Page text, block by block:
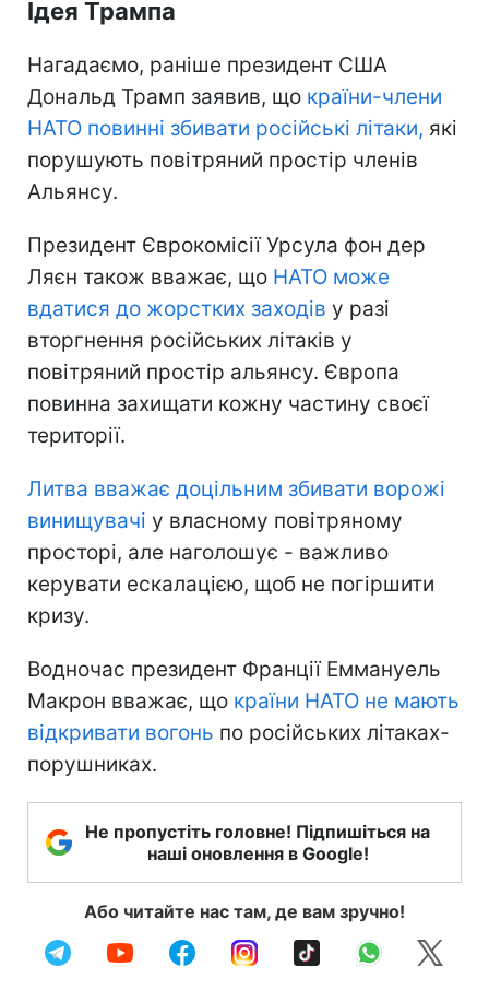
Ідея Трампа
Нагадаємо, раніше президент США
Дональд Трамп заявив, що країни-члени
НАТО повинні збивати російські літаки, які
порушують повітряний простір членів
Альянсу.
Президент Єврокомісії Урсула фон дер
Ляєн також вважає, що НАТО може
вдатися до жорстких заходів у разі
вторгнення російських літаків у
повітряний простір альянсу. Європа
повинна захищати кожну частину своєї
території.
Литва вважає доцільним збивати ворожі
винищувачі у власному повітряному
просторі, але наголошує - важливо
керувати ескалацією, щоб не погіршити
кризу.
Водночас президент Франції Еммануель
Макрон вважає, що країни НАТО не мають
відкривати вогонь по російських літаках-
порушниках.
Не пропустіть головне! Підпишіться на
наші оновлення в Google!
Або читайте нас там, де вам зручно!